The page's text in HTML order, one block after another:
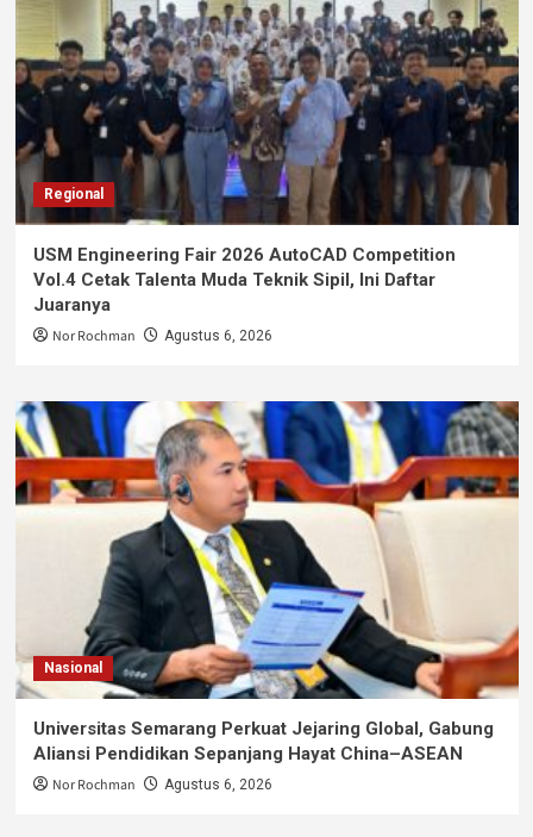
Regional
USM Engineering Fair 2026 AutoCAD Competition
Vol.4 Cetak Talenta Muda Teknik Sipil, Ini Daftar
Juaranya
Nor Rochman Agustus 6, 2026
Nasional
Universitas Semarang Perkuat Jejaring Global, Gabung
Aliansi Pendidikan Sepanjang Hayat China–ASEAN
Nor Rochman Agustus 6, 2026